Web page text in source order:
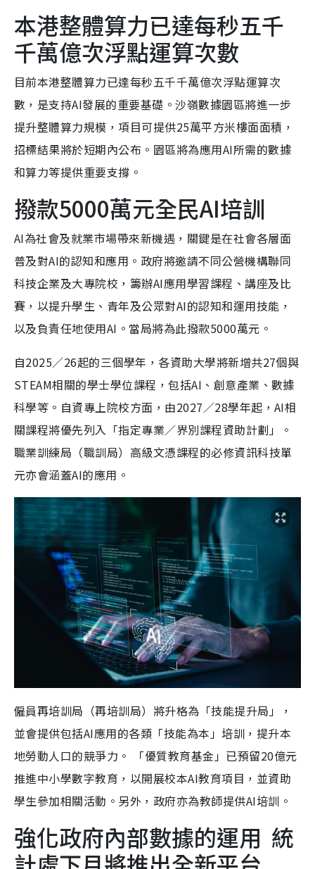
本港整體算力已達每秒五千
千萬億次浮點運算次數
目前本港整體算力已達每秒五千千萬億次浮點運算次
數，是支持AI發展的重要基礎。沙嶺數據園區將進一步
提升整體算力規模，項目可提供25萬平方米樓面面積，
招標結果將於短期內公布。園區將為應用AI所需的數據
和算力等提供重要支撐。
撥款5000萬元全民AI培訓
AI為社會及就業市場帶來新機遇，關鍵是在社會各層面
普及對AI的認知和應用。政府將邀請不同公營機構聯同
科技企業及大專院校，籌辦AI應用學習課程、講座及比
賽，以提升學生、青年及公眾對AI的認知和運用技能，
以及負責任地使用AI。當局將為此撥款5000萬元。
自2025／26起的三個學年，各資助大學將新增共27個與
STEAM相關的學士學位課程，包括AI、創意產業、數據
科學等。自資專上院校方面，由2027／28學年起，AI相
關課程將優先列入「指定專業／界別課程資助計劃」。
職業訓練局（職訓局）高級文憑課程的必修資訊科技單
元亦會涵蓋AI的應用。
僱員再培訓局（再培訓局）將升格為「技能提升局」，
並會提供包括AI應用的各類「技能為本」培訓，提升本
地勞動人口的競爭力。 「優質教育基金」已預留20億元
推進中小學數字教育，以開展校本AI教育項目，並資助
學生參加相關活動。另外，政府亦為教師提供AI培訓。
強化政府內部數據的運用 統